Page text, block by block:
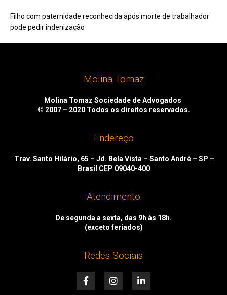
Filho com paternidade reconhecida após morte de trabalhador
pode pedir indenização
Molina Tomaz
Molina Tomaz Sociedade de Advogados
© 2007 – 2020 Todos os direitos reservados.
Endereço
Trav. Santo Hilário, 65 – Jd. Bela Vista – Santo André – SP –
Brasil CEP 09040-400
Atendimento
De segunda a sexta, das 9h às 18h.
(exceto feriados)
Redes Sociais
F
a
I
n
i